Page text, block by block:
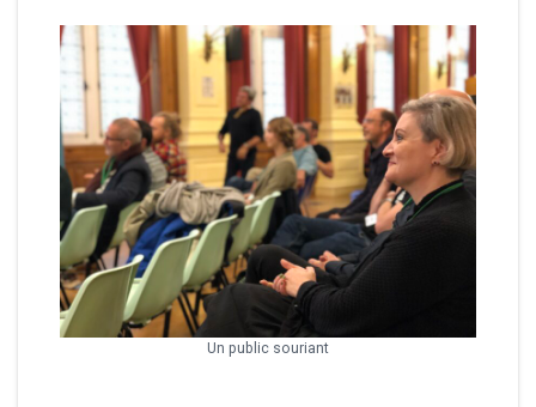
Un public souriant